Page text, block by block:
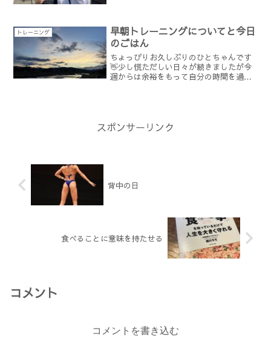
た🌜毎年...
トレーニング
早朝トレーニングについてと今日
のごはん
ちょっぴりお久しぶりのひとちゃんです
👋少し慌ただしい日々が続きましたが今
週からは余裕をもって自分の時間を過ご
スポンサーリンク
背中の日
食べることに意味を持たせる
コメント
コメントを書き込む